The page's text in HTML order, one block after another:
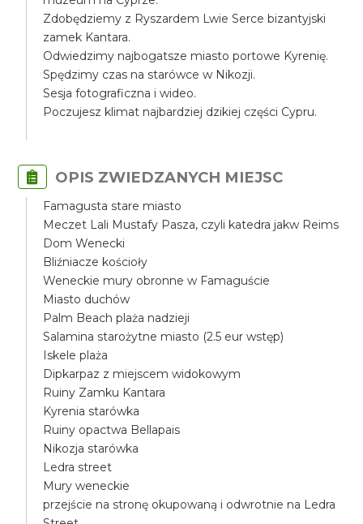
Zdobędziemy z Ryszardem Lwie Serce bizantyjski
zamek Kantara.
Odwiedzimy najbogatsze miasto portowe Kyrenię.
Spędzimy czas na starówce w Nikozji.
Sesja fotograficzna i wideo.
Poczujesz klimat najbardziej dzikiej części Cypru.
OPIS ZWIEDZANYCH MIEJSC
Famagusta stare miasto
Meczet Lali Mustafy Pasza, czyli katedra jakw Reims
Dom Wenecki
Bliźniacze kościoły
Weneckie mury obronne w Famaguście
Miasto duchów
Palm Beach plaża nadzieji
Salamina starożytne miasto (2.5 eur wstęp)
Iskele plaża
Dipkarpaz z miejscem widokowym
Ruiny Zamku Kantara
Kyrenia starówka
Ruiny opactwa Bellapais
Nikozja starówka
Ledra street
Mury weneckie
przejście na stronę okupowaną i odwrotnie na Ledra